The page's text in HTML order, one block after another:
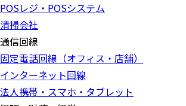
POSレジ・POSシステム
清掃会社
通信回線
固定電話回線（オフィス・店舗）
インターネット回線
法人携帯・スマホ・タブレット